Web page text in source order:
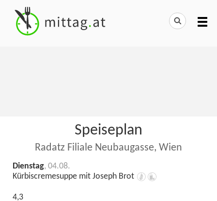
Speiseplan
Radatz Filiale Neubaugasse, Wien
Dienstag, 04.08.
Kürbiscremesuppe mit Joseph Brot
4,3